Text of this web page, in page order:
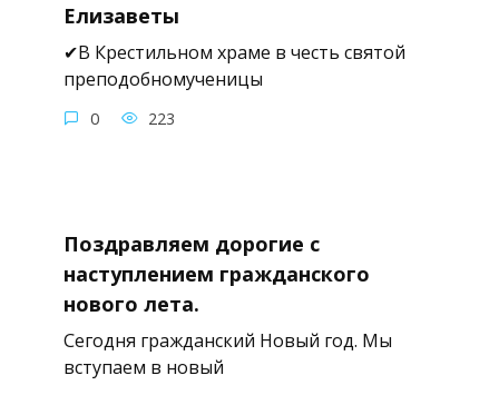
Елизаветы
✔В Крестильном храме в честь святой
преподобномученицы
0 223
Поздравляем дорогие с
наступлением гражданского
нового лета.
Сегодня гражданский Новый год. Мы
вступаем в новый